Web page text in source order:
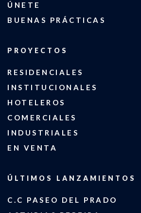
ÚNETE
BUENAS PRÁCTICAS
PROYECTOS
RESIDENCIALES
INSTITUCIONALES
HOTELEROS
COMERCIALES
INDUSTRIALES
EN VENTA
ÚLTIMOS LANZAMIENTOS
C.C PASEO DEL PRADO